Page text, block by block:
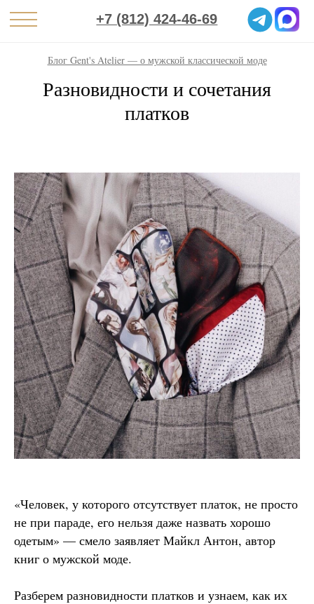
+7 (812) 424-46-69
Блог Gent's Atelier — о мужской классической моде
Разновидности и сочетания
платков
«Человек, у которого отсутствует платок, не просто
не при параде, его нельзя даже назвать хорошо
одетым» — смело заявляет Майкл Антон, автор
книг о мужской моде.
Разберем разновидности платков и узнаем, как их